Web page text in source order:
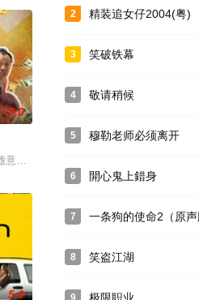
的学生们，非富即贵，所以，校园里奢侈
7.0
意买了一张彩票，竟中了大奖他想通过
5.0
2 精装追女仔2004(粤)
3 笑破铁幕
4 敬请稍候
5 穆勒老师必须离开
6 開心鬼上錯身
7 一条狗的使命2（原声
8 笑盗江湖
9